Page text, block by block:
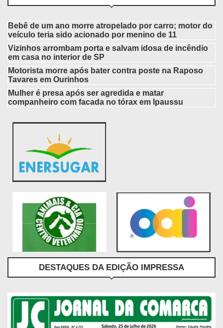
Bebê de um ano morre atropelado por carro; motor do
veículo teria sido acionado por menino de 11
Vizinhos arrombam porta e salvam idosa de incêndio
em casa no interior de SP
Motorista morre após bater contra poste na Raposo
Tavares em Ourinhos
Mulher é presa após ser agredida e matar
companheiro com facada no tórax em Ipaussu
DESTAQUES DA EDIÇÃO IMPRESSA